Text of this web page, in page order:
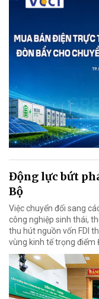
Động lực bứt
Bộ
Việc chuyển đổi sang
công nghiệp sinh thái,
thu hút nguồn vốn FDI
vùng kinh tế trọng điểm